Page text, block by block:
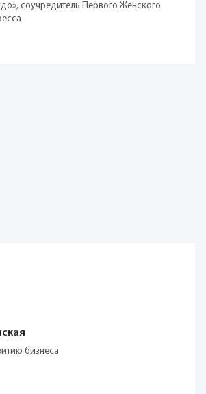
соучредитель Первого Женского
бизнеса